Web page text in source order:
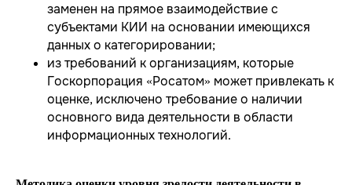
заменен на прямое взаимодействие с
субъектами КИИ на основании имеющихся
данных о категорировании;
из требований к организациям, которые
Госкорпорация «Росатом» может привлекать к
оценке, исключено требование о наличии
основного вида деятельности в области
информационных технологий.